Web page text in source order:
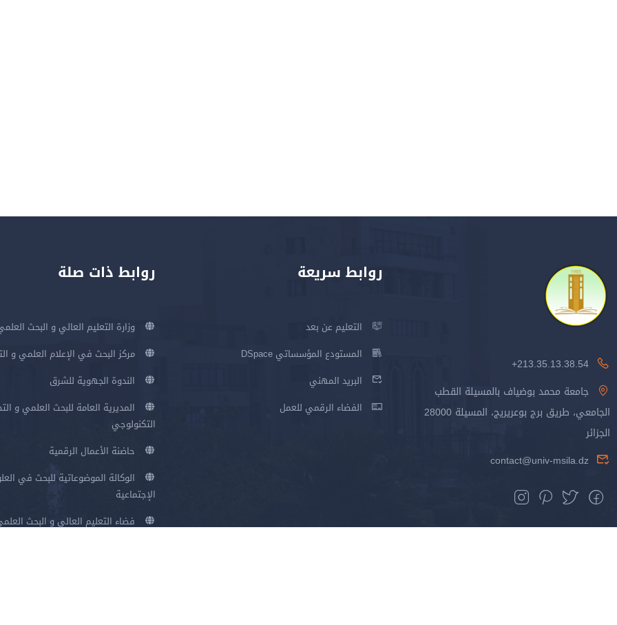
213.35.13.38.54+
جامعة محمد بوضياف بالمسيلة القطب
الجامعي، طريق برج بوعريريج، المسيلة 28000
الجزائر
contact@univ-msila.dz
روابط سريعة
التعليم عن بعد
المستودع المؤسساتي DSpace
البريد المهني
الفضاء الرقمي للعمل
روابط ذات صلة
وزارة التعليم العالي و البحث
مركز البحث في الإعلام العلمي و
الندوة الجهوية للشرق
المديرية العامة للبحث العلمي و
التكنولوجي
حاضنة الأعمال الرقمية
الوكالة الموضوعاتية للبحث في
الإجتماعية
فضاء التعليم العالي و البحث